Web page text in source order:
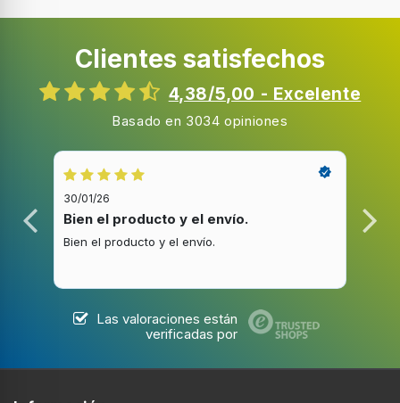
Clientes satisfechos
4,38/5,00 - Excelente
Basado en 3034 opiniones
30/01/26
Bien el producto y el envío.
Bien el producto y el envío.
Las valoraciones están
verificadas por